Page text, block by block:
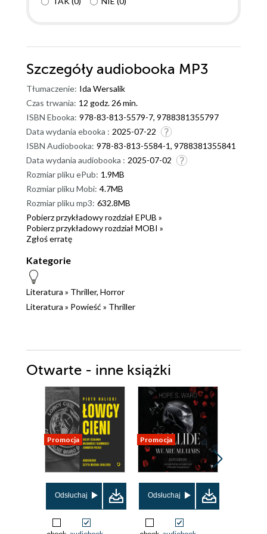
Szczegóły audiobooka MP3
Tłumaczenie: Ida Wersalik
Czas trwania: 12 godz. 26 min.
ISBN Ebooka: 978-83-813-5579-7, 9788381355797
Data wydania ebooka : 2025-07-22
ISBN Audiobooka: 978-83-813-5584-1, 9788381355841
Data wydania audiobooka : 2025-07-02
Rozmiar pliku ePub: 1.9MB
Rozmiar pliku Mobi: 4.7MB
Rozmiar pliku mp3: 632.8MB
Pobierz przykładowy rozdział EPUB »
Pobierz przykładowy rozdział MOBI »
Zgłoś erratę
Kategorie
Literatura » Thriller, Horror
Literatura » Powieść » Thriller
Otwarte - inne książki
Promocja
Odsłuchaj
Promocja
Odsłuchaj